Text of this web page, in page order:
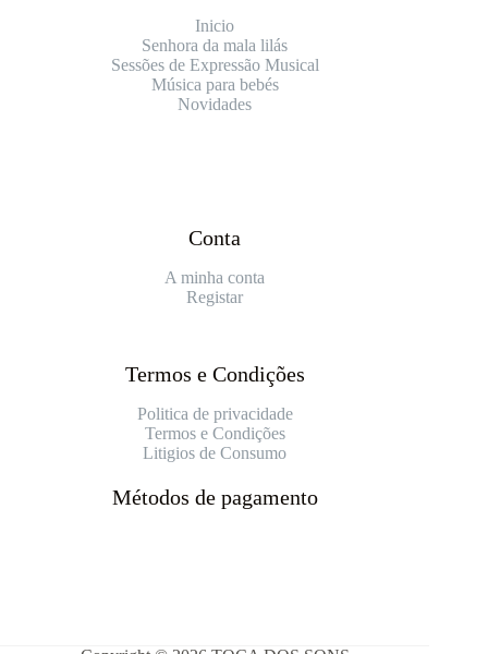
Inicio
Senhora da mala lilás
Sessões de Expressão Musical
Música para bebés
Novidades
Conta
A minha conta
Registar
Termos e Condições
Politica de privacidade
Termos e Condições
Litigios de Consumo
Métodos de pagamento